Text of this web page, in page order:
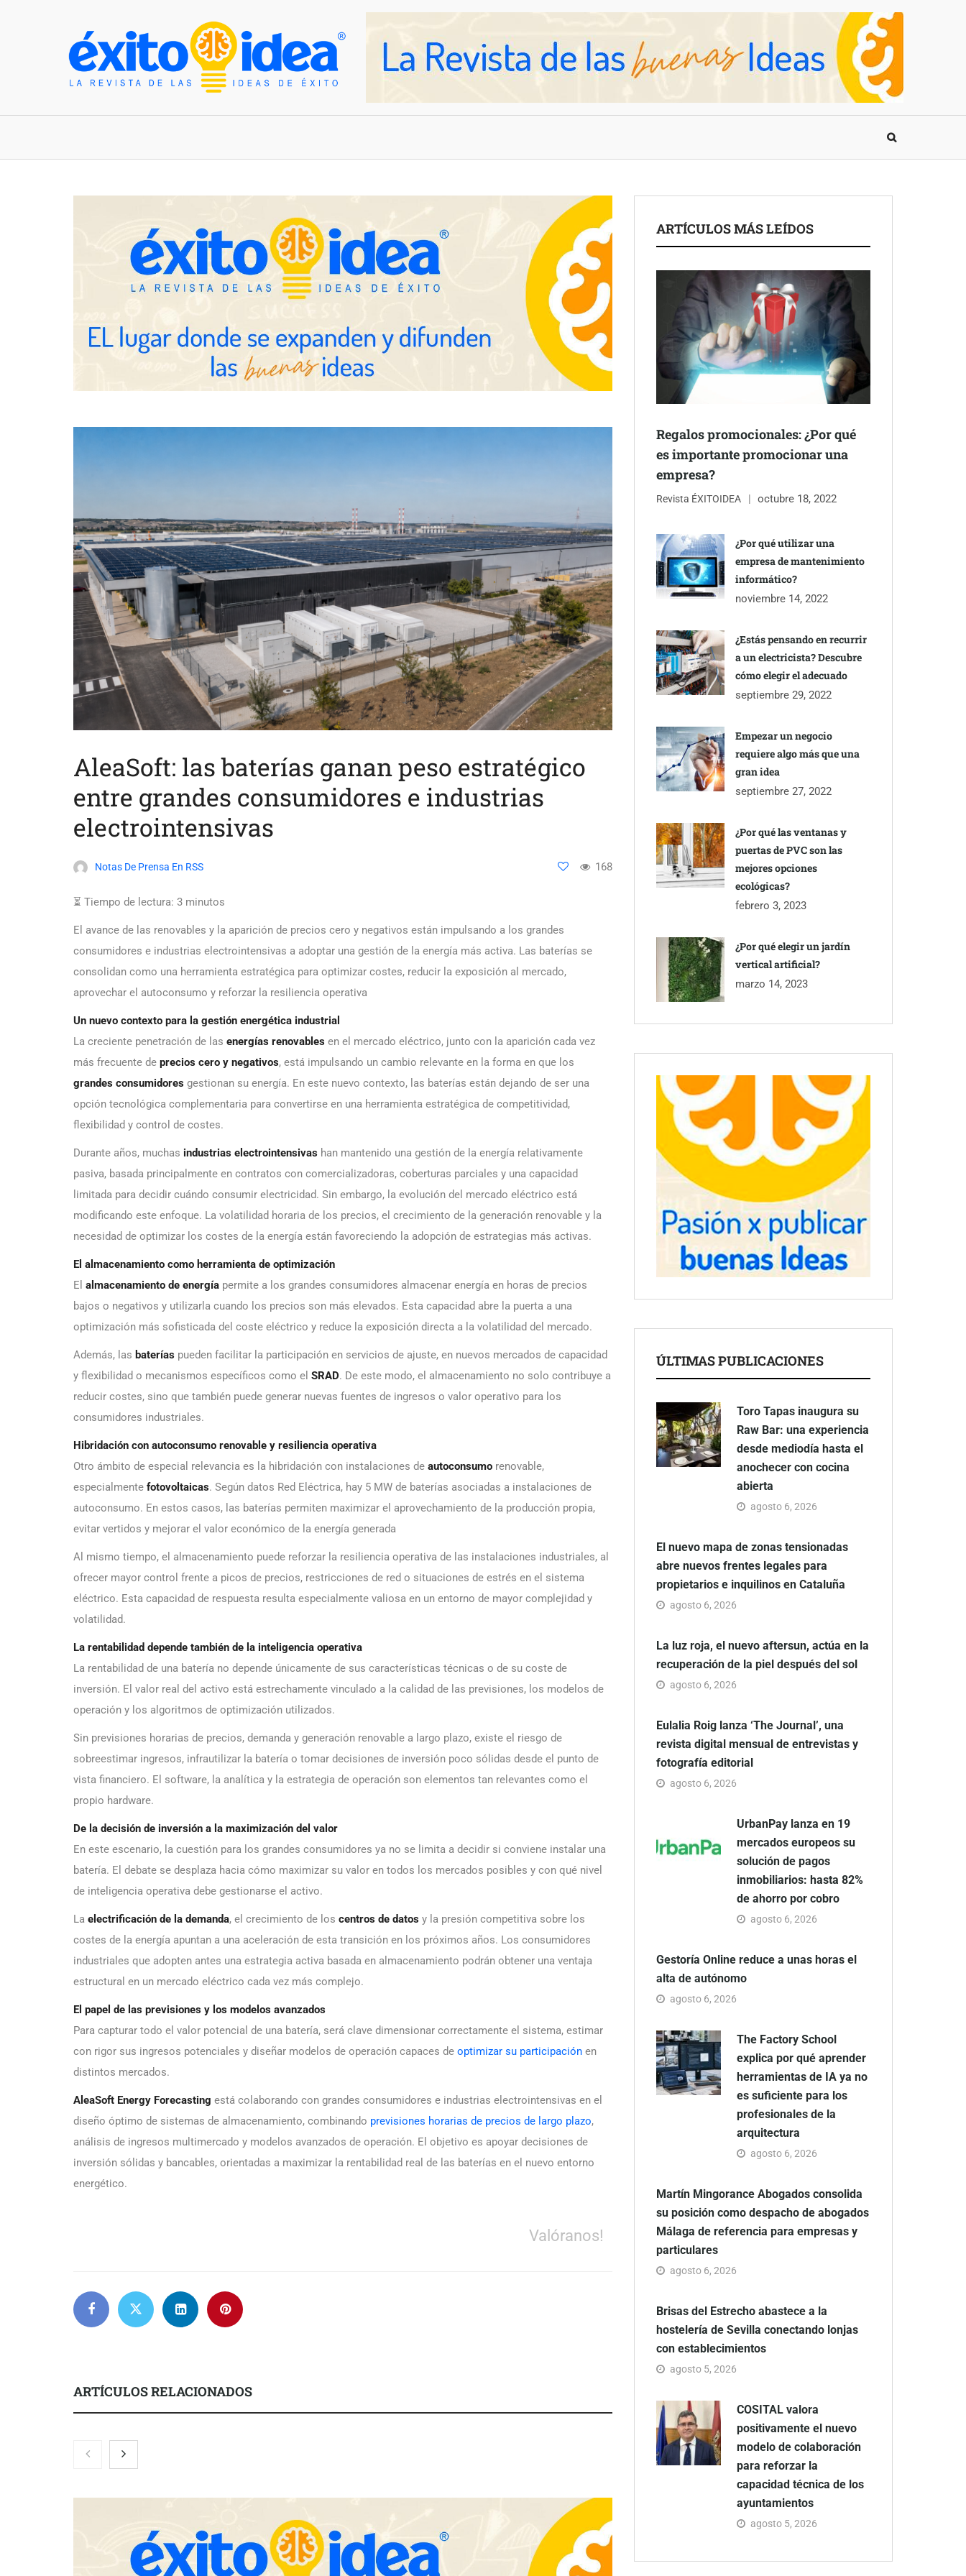
AleaSoft: las baterías ganan peso estratégico
entre grandes consumidores e industrias
electrointensivas
Notas De Prensa En RSS 168
⏳ Tiempo de lectura: 3 minutos
El avance de las renovables y la aparición de precios cero y negativos están impulsando a los grandes
consumidores e industrias electrointensivas a adoptar una gestión de la energía más activa. Las baterías se
consolidan como una herramienta estratégica para optimizar costes, reducir la exposición al mercado,
aprovechar el autoconsumo y reforzar la resiliencia operativa
Un nuevo contexto para la gestión energética industrial
La creciente penetración de las energías renovables en el mercado eléctrico, junto con la aparición cada vez
más frecuente de precios cero y negativos, está impulsando un cambio relevante en la forma en que los
grandes consumidores gestionan su energía. En este nuevo contexto, las baterías están dejando de ser una
opción tecnológica complementaria para convertirse en una herramienta estratégica de competitividad,
flexibilidad y control de costes.
Durante años, muchas industrias electrointensivas han mantenido una gestión de la energía relativamente
pasiva, basada principalmente en contratos con comercializadoras, coberturas parciales y una capacidad
limitada para decidir cuándo consumir electricidad. Sin embargo, la evolución del mercado eléctrico está
modificando este enfoque. La volatilidad horaria de los precios, el crecimiento de la generación renovable y la
necesidad de optimizar los costes de la energía están favoreciendo la adopción de estrategias más activas.
El almacenamiento como herramienta de optimización
El almacenamiento de energía permite a los grandes consumidores almacenar energía en horas de precios
bajos o negativos y utilizarla cuando los precios son más elevados. Esta capacidad abre la puerta a una
optimización más sofisticada del coste eléctrico y reduce la exposición directa a la volatilidad del mercado.
Además, las baterías pueden facilitar la participación en servicios de ajuste, en nuevos mercados de capacidad
y flexibilidad o mecanismos específicos como el SRAD. De este modo, el almacenamiento no solo contribuye a
reducir costes, sino que también puede generar nuevas fuentes de ingresos o valor operativo para los
consumidores industriales.
Hibridación con autoconsumo renovable y resiliencia operativa
Otro ámbito de especial relevancia es la hibridación con instalaciones de autoconsumo renovable,
especialmente fotovoltaicas. Según datos Red Eléctrica, hay 5 MW de baterías asociadas a instalaciones de
autoconsumo. En estos casos, las baterías permiten maximizar el aprovechamiento de la producción propia,
evitar vertidos y mejorar el valor económico de la energía generada
Al mismo tiempo, el almacenamiento puede reforzar la resiliencia operativa de las instalaciones industriales, al
ofrecer mayor control frente a picos de precios, restricciones de red o situaciones de estrés en el sistema
eléctrico. Esta capacidad de respuesta resulta especialmente valiosa en un entorno de mayor complejidad y
volatilidad.
La rentabilidad depende también de la inteligencia operativa
La rentabilidad de una batería no depende únicamente de sus características técnicas o de su coste de
inversión. El valor real del activo está estrechamente vinculado a la calidad de las previsiones, los modelos de
operación y los algoritmos de optimización utilizados.
Sin previsiones horarias de precios, demanda y generación renovable a largo plazo, existe el riesgo de
sobreestimar ingresos, infrautilizar la batería o tomar decisiones de inversión poco sólidas desde el punto de
vista financiero. El software, la analítica y la estrategia de operación son elementos tan relevantes como el
propio hardware.
De la decisión de inversión a la maximización del valor
En este escenario, la cuestión para los grandes consumidores ya no se limita a decidir si conviene instalar una
batería. El debate se desplaza hacia cómo maximizar su valor en todos los mercados posibles y con qué nivel
de inteligencia operativa debe gestionarse el activo.
La electrificación de la demanda, el crecimiento de los centros de datos y la presión competitiva sobre los
costes de la energía apuntan a una aceleración de esta transición en los próximos años. Los consumidores
industriales que adopten antes una estrategia activa basada en almacenamiento podrán obtener una ventaja
estructural en un mercado eléctrico cada vez más complejo.
El papel de las previsiones y los modelos avanzados
Para capturar todo el valor potencial de una batería, será clave dimensionar correctamente el sistema, estimar
con rigor sus ingresos potenciales y diseñar modelos de operación capaces de optimizar su participación en
distintos mercados.
AleaSoft Energy Forecasting está colaborando con grandes consumidores e industrias electrointensivas en el
diseño óptimo de sistemas de almacenamiento, combinando previsiones horarias de precios de largo plazo,
análisis de ingresos multimercado y modelos avanzados de operación. El objetivo es apoyar decisiones de
inversión sólidas y bancables, orientadas a maximizar la rentabilidad real de las baterías en el nuevo entorno
energético.
Valóranos!
ARTÍCULOS RELACIONADOS
Toro Tapas inaugura su Raw Bar:
ARTÍCULOS MÁS LEÍDOS
Regalos promocionales: ¿Por qué
es importante promocionar una
empresa?
Revista ÉXITOIDEA octubre 18, 2022
¿Por qué utilizar una
empresa de mantenimiento
informático?
noviembre 14, 2022
¿Estás pensando en recurrir
a un electricista? Descubre
cómo elegir el adecuado
septiembre 29, 2022
Empezar un negocio
requiere algo más que una
gran idea
septiembre 27, 2022
¿Por qué las ventanas y
puertas de PVC son las
mejores opciones
ecológicas?
febrero 3, 2023
¿Por qué elegir un jardín
vertical artificial?
marzo 14, 2023
ÚLTIMAS PUBLICACIONES
Toro Tapas inaugura su
Raw Bar: una experiencia
desde mediodía hasta el
anochecer con cocina
abierta
agosto 6, 2026
El nuevo mapa de zonas tensionadas
abre nuevos frentes legales para
propietarios e inquilinos en Cataluña
agosto 6, 2026
La luz roja, el nuevo aftersun, actúa en la
recuperación de la piel después del sol
agosto 6, 2026
Eulalia Roig lanza ‘The Journal’, una
revista digital mensual de entrevistas y
fotografía editorial
agosto 6, 2026
UrbanPay lanza en 19
mercados europeos su
solución de pagos
inmobiliarios: hasta 82%
de ahorro por cobro
agosto 6, 2026
Gestoría Online reduce a unas horas el
alta de autónomo
agosto 6, 2026
The Factory School
explica por qué aprender
herramientas de IA ya no
es suficiente para los
profesionales de la
arquitectura
agosto 6, 2026
Martín Mingorance Abogados consolida
su posición como despacho de abogados
Málaga de referencia para empresas y
particulares
agosto 6, 2026
Brisas del Estrecho abastece a la
hostelería de Sevilla conectando lonjas
con establecimientos
agosto 5, 2026
COSITAL valora
positivamente el nuevo
modelo de colaboración
para reforzar la
capacidad técnica de los
ayuntamientos
agosto 5, 2026